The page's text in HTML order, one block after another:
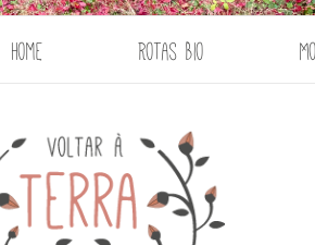
Home Rotas Bio